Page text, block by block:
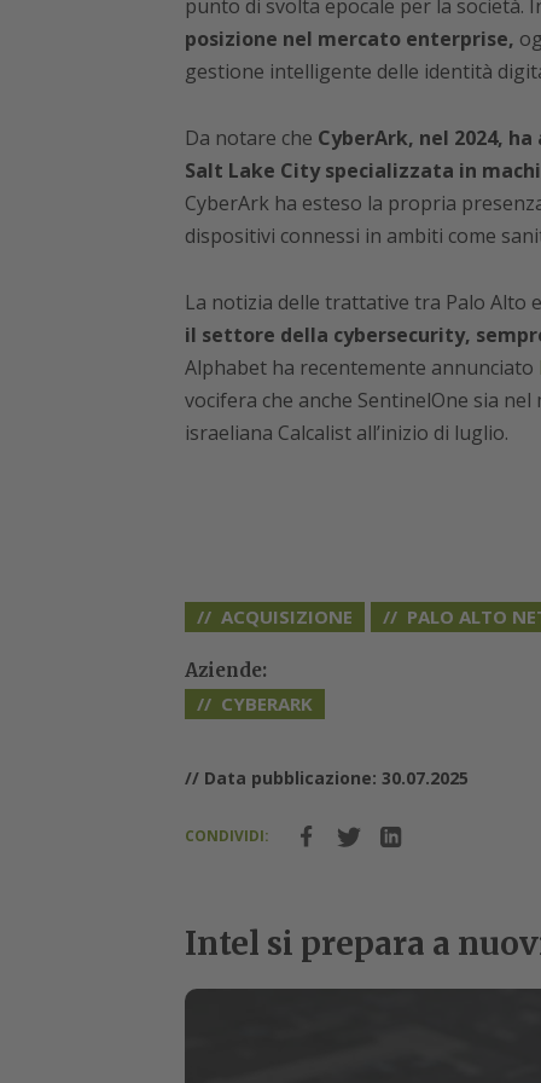
punto di svolta epocale per la società.
posizione nel mercato enterprise,
gestione intelligente delle identità
Da notare che CyberArk, nel 2024,
Salt Lake City specializzata in
CyberArk ha esteso la propria
dispositivi connessi in ambiti come
La notizia delle trattative tra Palo Alto
il settore della cybersecurity,
Alphabet ha recentemente annunciato
vocifera che anche SentinelOne sia
israeliana Calcalist all’inizio di luglio.
ACQUISIZIONE PALO ALTO
Aziende:
CYBERARK
// Data pubblicazione: 30.07.2025
CONDIVIDI:
Intel si prepara a